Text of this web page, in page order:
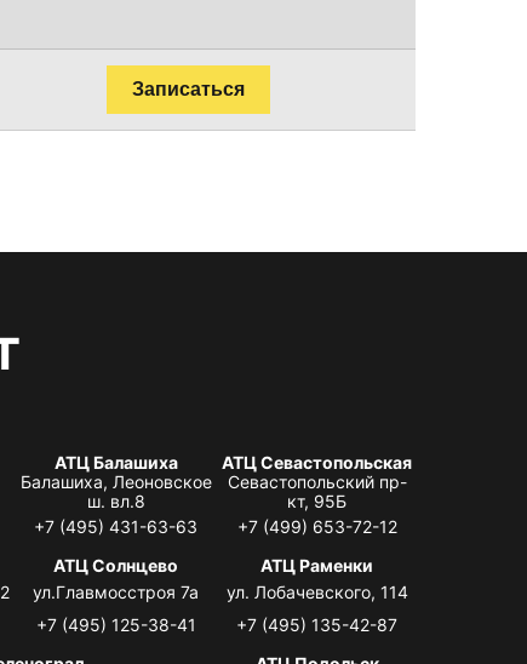
Записаться
АТЦ Балашиха
Балашиха, Леоновское
ш. вл.8
+7 (495) 431-63-63
АТЦ Севастопольская
Севастопольский пр-
кт, 95Б
+7 (499) 653-72-12
АТЦ Солнцево
ул.Главмосстроя 7а
+7 (495) 125-38-41
АТЦ Раменки
ул. Лобачевского, 114
+7 (495) 135-42-87